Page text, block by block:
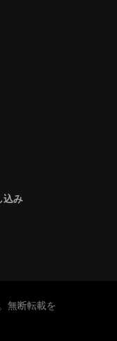
み
無断転載を